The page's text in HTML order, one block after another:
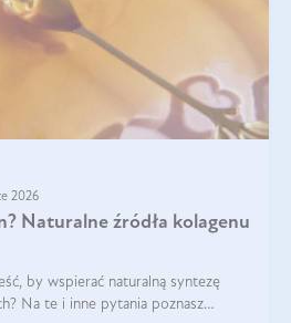
2026
Naturalne źródła kolagenu
by wspierać naturalną syntezę
Na te i inne pytania poznasz